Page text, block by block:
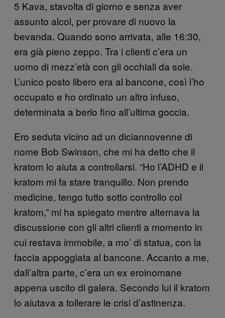
5 Kava, stavolta di giorno e senza aver
assunto alcol, per provare di nuovo la
bevanda. Quando sono arrivata, alle 16:30,
era già pieno zeppo. Tra i clienti c’era un
uomo di mezz’età con gli occhiali da sole.
L’unico posto libero era al bancone, così l’ho
occupato e ho ordinato un altro infuso,
determinata a berlo fino all’ultima goccia.
Ero seduta vicino ad un diciannovenne di
nome Bob Swinson, che mi ha detto che il
kratom lo aiuta a controllarsi. “Ho l’ADHD e il
kratom mi fa stare tranquillo. Non prendo
medicine, tengo tutto sotto controllo col
kratom,” mi ha spiegato mentre alternava la
discussione con gli altri clienti a momento in
cui restava immobile, a mo’ di statua, con la
faccia appoggiata al bancone. Accanto a me,
dall’altra parte, c’era un ex eroinomane
appena uscito di galera. Secondo lui il kratom
lo aiutava a tollerare le crisi d’astinenza.